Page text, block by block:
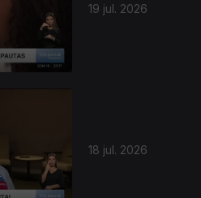
19 jul. 2026
18 jul. 2026